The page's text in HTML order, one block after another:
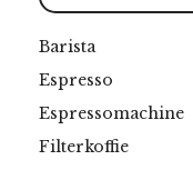
Barista
Espresso
Espressomachine
Filterkoffie